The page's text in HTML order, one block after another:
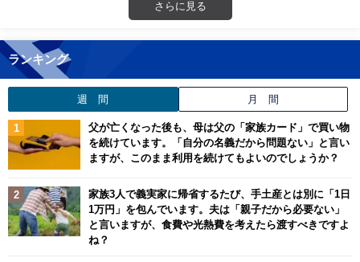
さらに見る
ランキング
週 間 月 間
父が亡くなった後も、母は父の「家族カード」で買い物
を続けています。「自分の名義だから問題ない」と言い
ますが、このまま利用を続けてもよいのでしょうか？
家族3人で義実家に帰省するたび、手土産とは別に「1日
1万円」を包んでいます。夫は「親子だから必要ない」
と言いますが、食費や光熱費を考えたら渡すべきですよ
ね？